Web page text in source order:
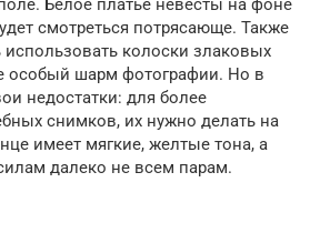
Белое платье невесты на фоне
смотреться потрясающе. Также
колоски злаковых
особый шарм фотографии. Но в
недостатки: для более
снимков, их нужно делать на
имеет мягкие, желтые тона, а
далеко не всем парам.